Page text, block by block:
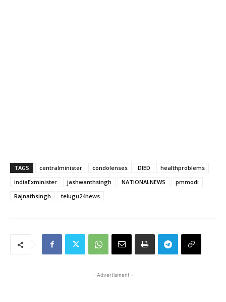
TAGS centralminister condolenses DIED
healthproblems
indiaExminister
jashwanthsingh NATIONALNEWS
pmmodi
Rajnathsingh
telugu24news
- Advertisment -